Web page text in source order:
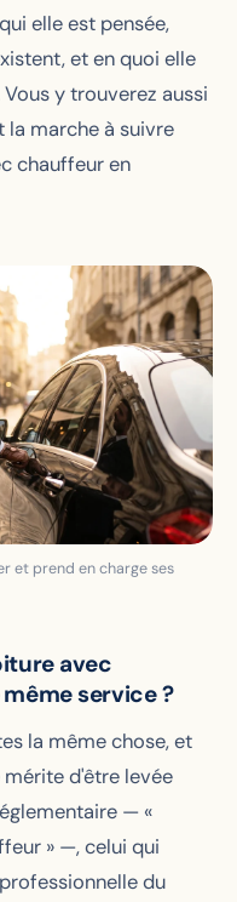
elle est pensée,
et en quoi elle
y trouverez aussi
la marche à suivre
chauffeur en
et prend en charge ses
avec
service ?
la même chose, et
d'être levée
— «
» —, celui qui
du